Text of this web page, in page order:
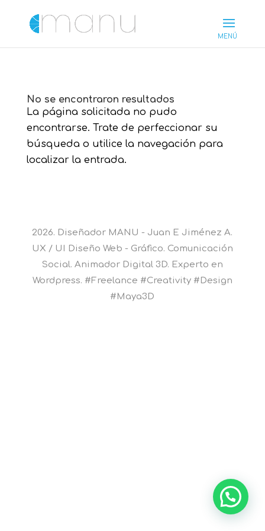
No se encontraron resultados
La página solicitada no pudo
encontrarse. Trate de perfeccionar su
búsqueda o utilice la navegación para
localizar la entrada.
2026. Diseñador MANU - Juan E Jiménez A.
UX / UI Diseño Web - Gráfico. Comunicación
Social. Animador Digital 3D. Experto en
Wordpress. #Freelance #Creativity #Design
#Maya3D